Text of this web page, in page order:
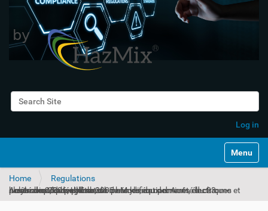
Search Site
Log in
Toggle
Home
Regulations
Arrêté du 25 novembre 2005 - Modification: Arrêté du 23 novembre 2006, Utilisation dans les équipements électriques et électroniques de plomb, de mercure, de cadmium, de chrome hexavalent, de polybromobiphényles ou de polybromodiphényléthers